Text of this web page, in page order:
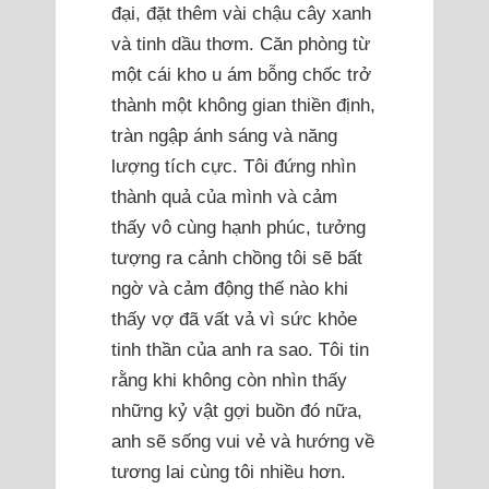
đại, đặt thêm vài chậu cây xanh
và tinh dầu thơm. Căn phòng từ
một cái kho u ám bỗng chốc trở
thành một không gian thiền định,
tràn ngập ánh sáng và năng
lượng tích cực. Tôi đứng nhìn
thành quả của mình và cảm
thấy vô cùng hạnh phúc, tưởng
tượng ra cảnh chồng tôi sẽ bất
ngờ và cảm động thế nào khi
thấy vợ đã vất vả vì sức khỏe
tinh thần của anh ra sao. Tôi tin
rằng khi không còn nhìn thấy
những kỷ vật gợi buồn đó nữa,
anh sẽ sống vui vẻ và hướng về
tương lai cùng tôi nhiều hơn.